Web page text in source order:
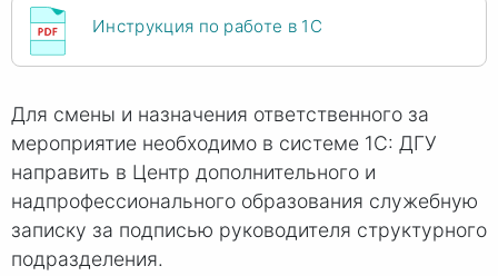
Инструкция по работе в 1С
Для смены и назначения ответственного за
мероприятие необходимо в системе 1С: ДГУ
направить в Центр дополнительного и
надпрофессионального образования служебную
записку за подписью руководителя структурного
подразделения.